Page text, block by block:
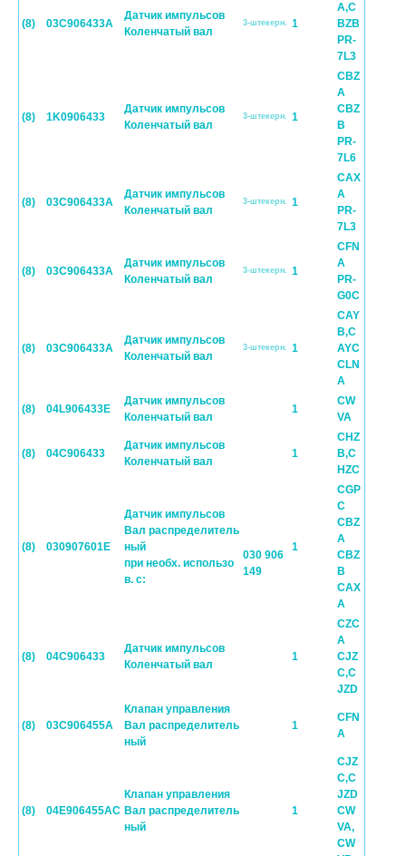
(8) 03C906433A
Датчик импульсов
Коленчатый вал
3-штекерн. 1
A,C
BZB
PR-
7L3
(8) 1K0906433
Датчик импульсов
Коленчатый вал
3-штекерн. 1
CBZ
A
CBZ
B
PR-
7L6
(8) 03C906433A
Датчик импульсов
Коленчатый вал
3-штекерн. 1
CAX
A
PR-
7L3
(8) 03C906433A
Датчик импульсов
Коленчатый вал
3-штекерн. 1
CFN
A
PR-
G0C
(8) 03C906433A
Датчик импульсов
Коленчатый вал
3-штекерн. 1
CAY
B,C
AYC
CLN
A
(8) 04L906433E
Датчик импульсов
Коленчатый вал
1
CW
VA
(8) 04C906433
Датчик импульсов
Коленчатый вал
1
CHZ
B,C
HZC
(8) 030907601E
Датчик импульсов
Вал распределитель
ный
при необх. использо
в. с:
030 906
149
1
CGP
C
CBZ
A
CBZ
B
CAX
A
(8) 04C906433
Датчик импульсов
Коленчатый вал
1
CZC
A
CJZ
C,C
JZD
(8) 03C906455A
Клапан управления
Вал распределитель
ный
1
CFN
A
(8) 04E906455AC
Клапан управления
Вал распределитель
ный
1
CJZ
C,C
JZD
CW
VA,
CW